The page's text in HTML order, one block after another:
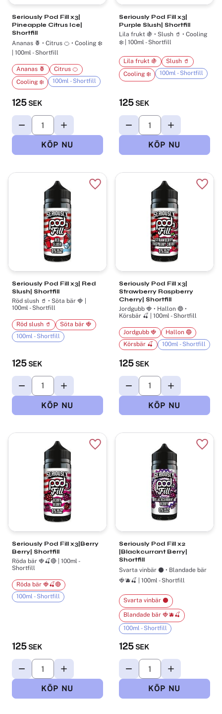
Seriously Pod Fill x3|
Pineapple Citrus Ice|
Shortfill
Ananas 🍍 • Citrus 🍊 • Cooling ❄️
| 100ml - Shortfill
125 SEK
Ananas 🍍
Citrus 🍊
Cooling ❄️
100ml - Shortfill
Seriously Pod Fill x3|
Purple Slush| Shortfill
Lila frukt 🍇 • Slush 🥤 • Cooling
❄️ | 100ml - Shortfill
125 SEK
Lila frukt 🍇
Slush 🥤
Cooling ❄️
100ml - Shortfill
Seriously Pod Fill x3| Red
Slush| Shortfill
Röd slush 🥤 • Söta bär 🍓 |
100ml - Shortfill
125 SEK
Röd slush 🥤
Söta bär 🍓
100ml - Shortfill
Lägg till i favoriter
Seriously Pod Fill x3|
Strawberry Raspberry
Cherry| Shortfill
Jordgubb 🍓 • Hallon 🔵 •
Körsbär 🍒 | 100ml - Shortfill
125 SEK
Jordgubb 🍓
Hallon 🔵
Körsbär 🍒
100ml - Shortfill
Seriously Pod Fill x3|Berry
Berry| Shortfill
Röda bär 🍓🍒🔴 | 100ml -
Shortfill
125 SEK
Röda bär 🍓🍒🔴
100ml - Shortfill
Lägg till i favoriter
Seriously Pod Fill x2
|Blackcurrant Berry|
Shortfill
Svarta vinbär ⚫ • Blandade bär
🍓🫐🍒 | 100ml - Shortfill
125 SEK
Svarta vinbär ⚫
Blandade bär 🍓🫐🍒
100ml - Shortfill